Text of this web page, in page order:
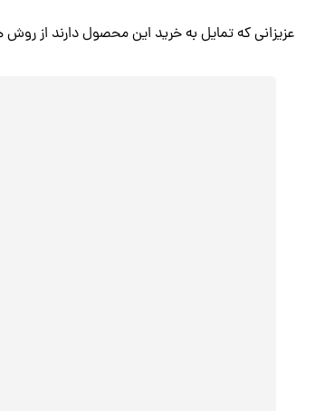
عزیزانی که تمایل به خرید این محصول دارند از روش